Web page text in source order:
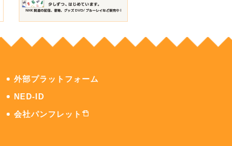
外部プラットフォーム
NED-ID
会社パンフレット